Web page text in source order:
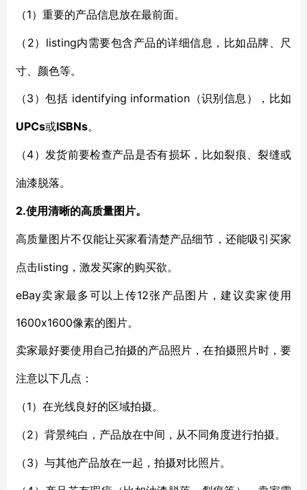
（1） 重要的产品信息放在最前面。
（ 2）listing内需要包含产品的详细信息，比如品牌、尺
寸、颜色等。
（3）包括 identifying information（识别信息），比如
UPCs或ISBNs。
（4）发货前要检查产品是否有损坏，比如裂痕、裂缝或
油漆脱落。
2.使用清晰的高质量图片。
高质量图片不仅能让买家看清楚产品细节，还能吸引买家
点击listing， 激发买家的购买欲。
eBay卖家最多可以上传12张产品图片，建议卖家使用
1600x1600像素的图片。
卖家最好要使用自己拍摄的产品照片，在拍摄照片时，要
注意以下几点：
（1） 在光线良好的区域拍摄。
（2） 背景纯白，产品放在中间，从不同角度进行拍摄。
（3） 与其他产品放在一起，拍摄对比照片。